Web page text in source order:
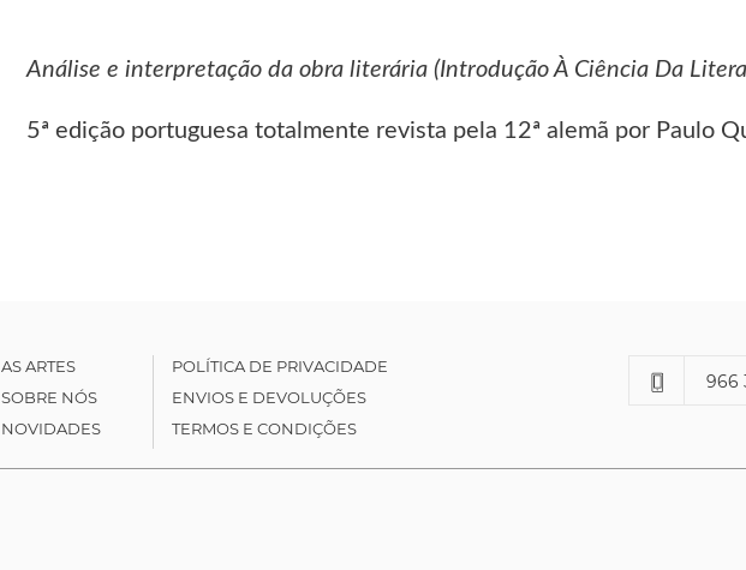
Análise e interpretação da obra literária (Introdução À Ciência Da
5ª edição portuguesa totalmente revista pela 12ª alemã por Paulo
AS ARTES
SOBRE NÓS
NOVIDADES
POLÍTICA DE PRIVACIDADE
ENVIOS E DEVOLUÇÕES
TERMOS E CONDIÇÕES
966